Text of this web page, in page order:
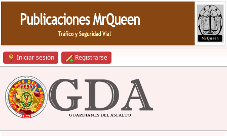
Iniciar sesión Registrarse